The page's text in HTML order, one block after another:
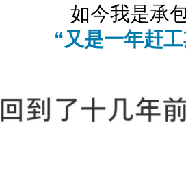
如今我是承
“又是一年赶